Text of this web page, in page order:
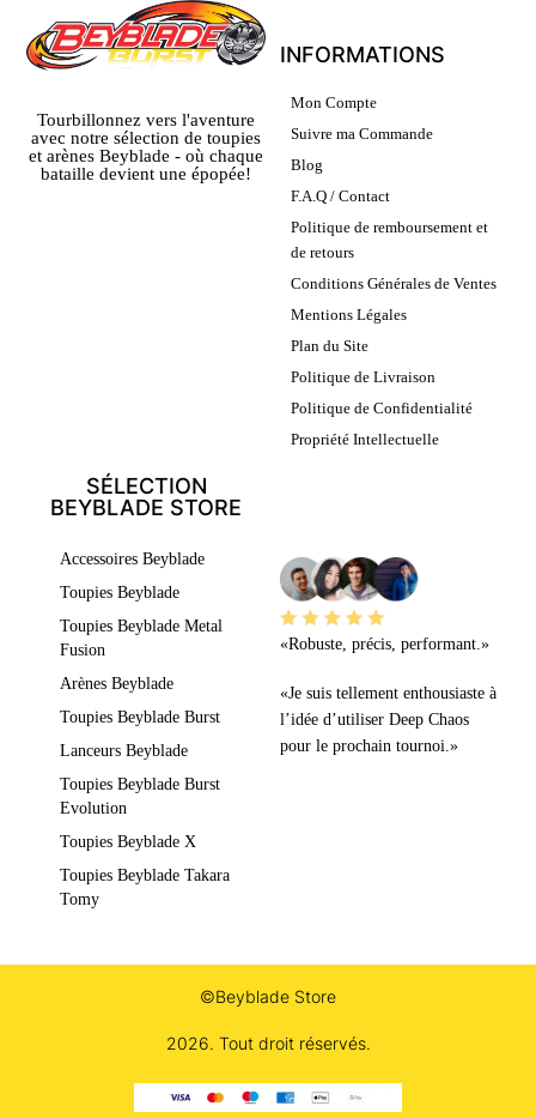
Tourbillonnez vers l'aventure
avec notre sélection de toupies
et arènes Beyblade - où chaque
bataille devient une épopée!
INFORMATIONS
Mon Compte
Suivre ma Commande
Blog
F.A.Q / Contact
Politique de remboursement et
de retours
Conditions Générales de Ventes
Mentions Légales
Plan du Site
Politique de Livraison
Politique de Confidentialité
Propriété Intellectuelle
SÉLECTION
BEYBLADE STORE
Accessoires Beyblade
Toupies Beyblade
Toupies Beyblade Metal
Fusion
Arènes Beyblade
Toupies Beyblade Burst
Lanceurs Beyblade
Toupies Beyblade Burst
Evolution
Toupies Beyblade X
Toupies Beyblade Takara
Tomy
«Robuste, précis, performant.»
«Je suis tellement enthousiaste à
l’idée d’utiliser Deep Chaos
pour le prochain tournoi.»
©Beyblade Store
2026. Tout droit réservés.